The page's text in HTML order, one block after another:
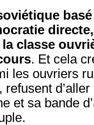
classe
. Et cela
les ouvriers
et sa bande